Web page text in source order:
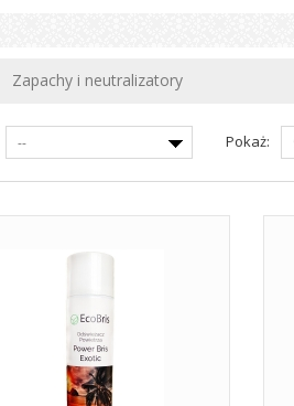
Zapachy i neutralizatory
-- Pokaż: